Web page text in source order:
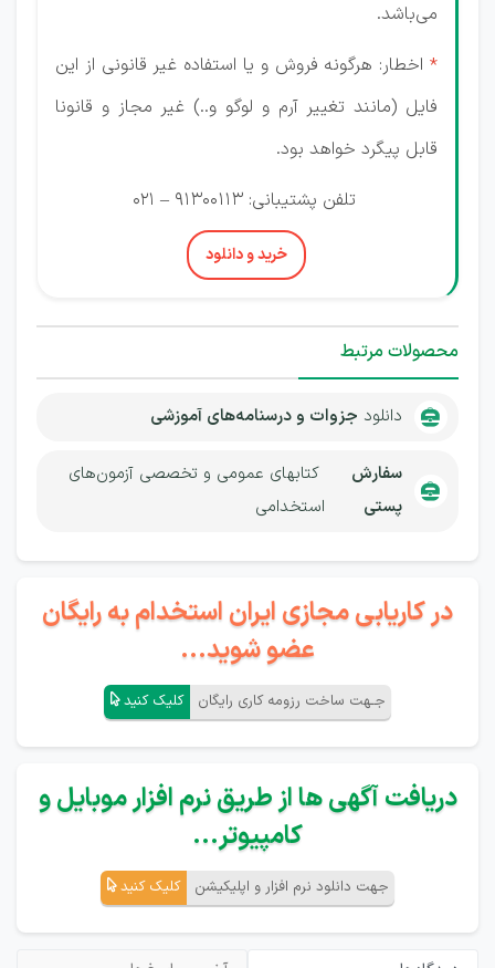
می‌باشد.
* اخطار: هرگونه فروش و یا استفاده غیر قانونی از این
فایل (مانند تغییر آرم و لوگو و..) غیر مجاز و قانونا
قابل پیگرد خواهد بود.
تلفن پشتیبانی: 91300113 – 021
خرید و دانلود
محصولات مرتبط
دانلود جزوات و درسنامه‌های آموزشی
سفارش
پستی
کتابهای عمومی و تخصصی آزمون‌های
استخدامی
در کاریابی مجازی ایران استخدام به رایگان
عضو شوید...
جـهت ساخت رزومه کاری رایگان کلیک کنید
دریافت آگهی ها از طریق نرم افزار موبایل و
کامپیوتر...
جهت دانلود نرم افزار و اپلیکیشن کلیک کنید